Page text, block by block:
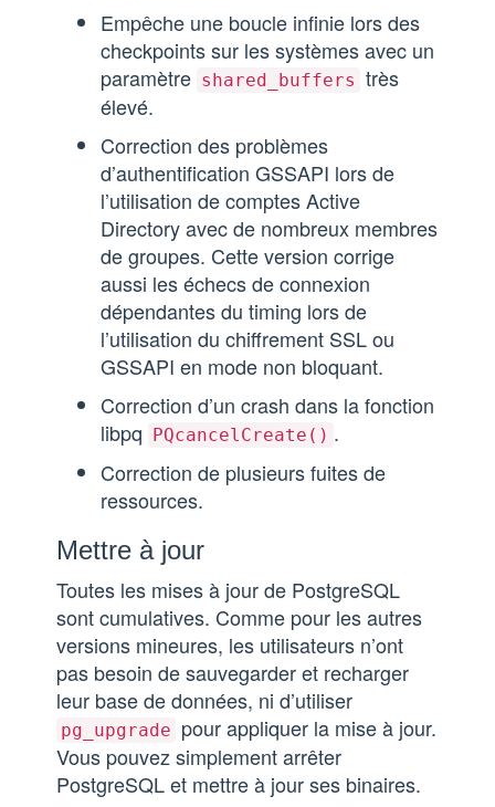
Empêche une boucle infinie lors des
checkpoints sur les systèmes avec un
paramètre shared_buffers très
élevé.
Correction des problèmes
d’authentification GSSAPI lors de
l’utilisation de comptes Active
Directory avec de nombreux membres
de groupes. Cette version corrige
aussi les échecs de connexion
dépendantes du timing lors de
l’utilisation du chiffrement SSL ou
GSSAPI en mode non bloquant.
Correction d’un crash dans la fonction
libpq PQcancelCreate() .
Correction de plusieurs fuites de
ressources.
Mettre à jour
Toutes les mises à jour de PostgreSQL
sont cumulatives. Comme pour les autres
versions mineures, les utilisateurs n’ont
pas besoin de sauvegarder et recharger
leur base de données, ni d’utiliser
pg_upgrade pour appliquer la mise à jour.
Vous pouvez simplement arrêter
PostgreSQL et mettre à jour ses binaires.